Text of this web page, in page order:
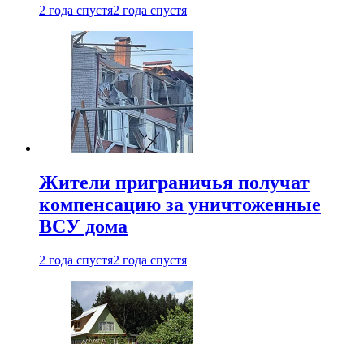
2 года спустя2 года спустя
Жители приграничья получат
компенсацию за уничтоженные
ВСУ дома
2 года спустя2 года спустя